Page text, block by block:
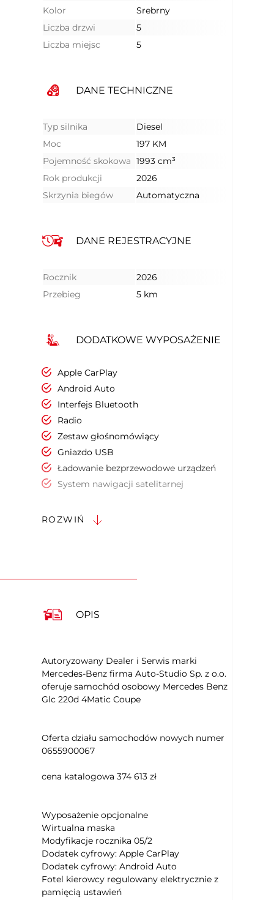
Kolor
Srebrny
Liczba drzwi
5
Liczba miejsc
5
DANE TECHNICZNE
Typ silnika
Diesel
Moc
197 KM
Pojemność skokowa 1993 cm³
Rok produkcji
2026
Skrzynia biegów
Automatyczna
DANE REJESTRACYJNE
Rocznik
2026
Przebieg
5 km
DODATKOWE WYPOSAŻENIE
Apple CarPlay
Android Auto
Interfejs Bluetooth
Radio
Zestaw głośnomówiący
Gniazdo USB
Ładowanie bezprzewodowe urządzeń
System nawigacji satelitarnej
Sterowanie funkcjami pojazdu za
pomocą głosu
Podgrzewany fotel pasażera
Regul. elektr. podparcia lędźwiowego -
Podłokietniki - przód
Kierownica skórzana
Kierownica ze sterowaniem radia
Kierownica wielofunkcyjna
Zmiana biegów w kierownicy
Keyless Go
Czujnik deszczu
Elektryczne szyby przednie
Elektryczne szyby tylne
Przyciemniane tylne szyby
Dach otwierany elektrycznie
Kontrola odległości z przodu (przy
ROZWIŃ
OPIS
Autoryzowany Dealer i Serwis marki
Mercedes-Benz firma Auto-Studio Sp. z o.o.
oferuje samochód osobowy Mercedes Benz
Glc 220d 4Matic Coupe
Oferta działu samochodów nowych numer
0655900067
cena katalogowa 374 613 zł
Wyposażenie opcjonalne
Wirtualna maska
Modyfikacje rocznika 05/2
Dodatek cyfrowy: Apple CarPlay
Dodatek cyfrowy: Android Auto
Fotel kierowcy regulowany elektrycznie z
pamięcią ustawień